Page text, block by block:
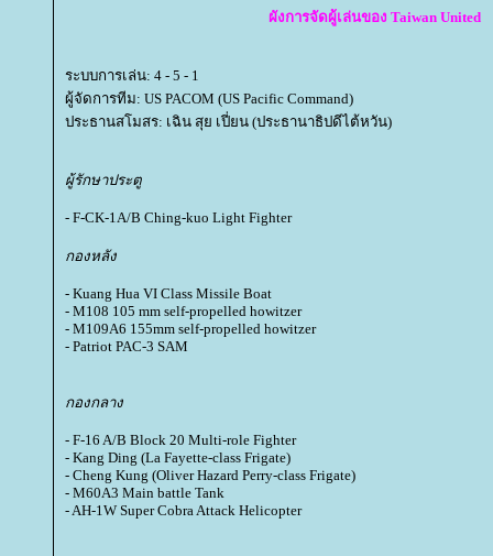
ผังการจัดผู้เล่นของ Taiwan United
ระบบการเล่น: 4 - 5 - 1
ผู้จัดการทีม: US PACOM (US Pacific Command)
ประธานสโมสร: เฉิน สุย เปี่ยน (ประธานาธิปดีไต้หวัน)
ผู้รักษาประตู
- F-CK-1A/B Ching-kuo Light Fighter
กองหลัง
- Kuang Hua VI Class Missile Boat
- M108 105 mm self-propelled howitzer
- M109A6 155mm self-propelled howitzer
- Patriot PAC-3 SAM
กองกลาง
- F-16 A/B Block 20 Multi-role Fighter
- Kang Ding (La Fayette-class Frigate)
- Cheng Kung (Oliver Hazard Perry-class Frigate)
- M60A3 Main battle Tank
- AH-1W Super Cobra Attack Helicopter